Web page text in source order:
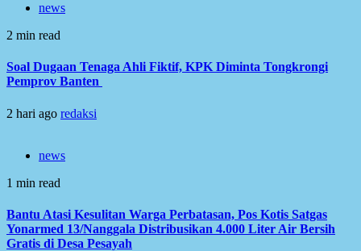
news
2 min read
Soal Dugaan Tenaga Ahli Fiktif, KPK Diminta Tongkrongi
Pemprov Banten
2 hari ago redaksi
news
1 min read
Bantu Atasi Kesulitan Warga Perbatasan, Pos Kotis Satgas
Yonarmed 13/Nanggala Distribusikan 4.000 Liter Air Bersih
Gratis di Desa Pesayah